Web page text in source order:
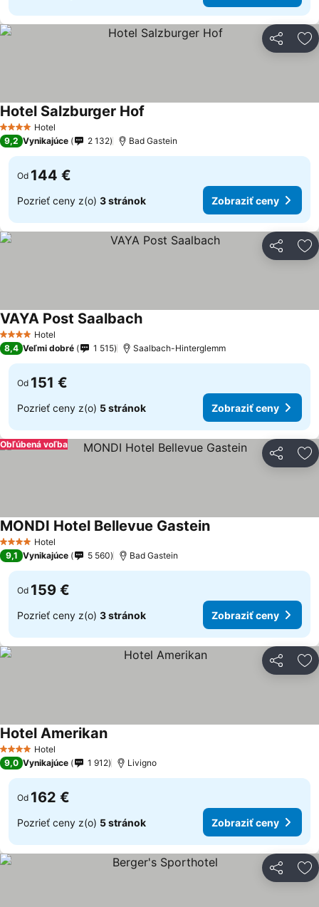
Zdieľať
4 Počet hviezdičiek
Hotel
Hotel Salzburger Hof
9,2 Vynikajúce 2 132 Bad Gastein
Od 144 €
Pozrieť ceny z(o) 3 stránok Zobraziť ceny
Zdieľať
4 Počet hviezdičiek
Hotel
VAYA Post SaalbachZobraziť ceny
8,4 Veľmi dobré 1 515 Saalbach-Hinterglemm
Od 151 €
Pozrieť ceny z(o) 5 stránok Zobraziť ceny
Zdieľať
Obľúbená voľba
4 Počet hviezdičiek
Hotel
MONDI Hotel Bellevue GasteinZobraziť ceny
9,1 Vynikajúce 5 560 Bad Gastein
Od 159 €
Pozrieť ceny z(o) 3 stránok Zobraziť ceny
Zdieľať
4 Počet hviezdičiek
Hotel
Hotel AmerikanZobraziť ceny
9,0 Vynikajúce 1 912 Livigno
Od 162 €
Pozrieť ceny z(o) 5 stránok Zobraziť ceny
Zdieľať